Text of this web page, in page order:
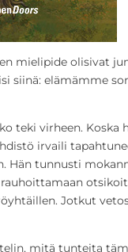
mielipide olisivat
siinä: elämämme
teki virheen.
irvaili
Hän tunnusti
Jotkut
mitä tunteita